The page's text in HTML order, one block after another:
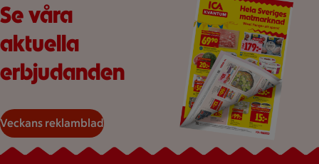
Se våra
aktuella
erbjudanden
Veckans reklamblad